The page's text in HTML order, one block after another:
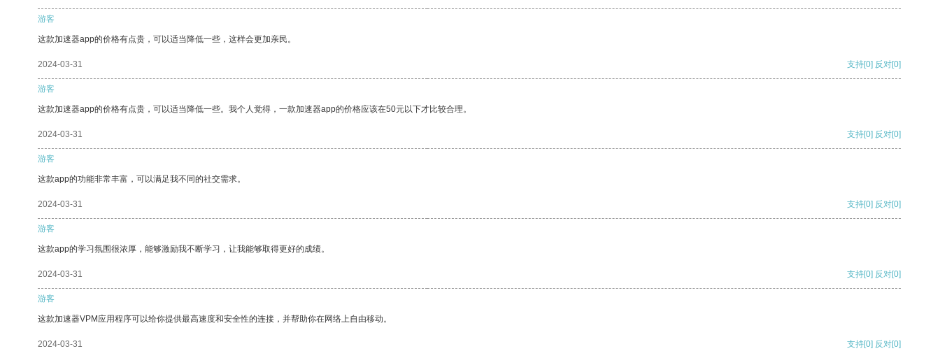
游客
这款加速器app的价格有点贵，可以适当降低一些，这样会更加亲民。
2024-03-31 支持[0] 反对[0]
游客
这款加速器app的价格有点贵，可以适当降低一些。我个人觉得，一款加速器app的价格应该在50元以下才比较合理。
2024-03-31 支持[0] 反对[0]
游客
这款app的功能非常丰富，可以满足我不同的社交需求。
2024-03-31 支持[0] 反对[0]
游客
这款app的学习氛围很浓厚，能够激励我不断学习，让我能够取得更好的成绩。
2024-03-31 支持[0] 反对[0]
游客
这款加速器VPM应用程序可以给你提供最高速度和安全性的连接，并帮助你在网络上自由移动。
2024-03-31 支持[0] 反对[0]